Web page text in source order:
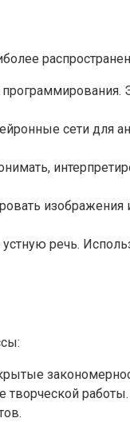
сети для
речь.
творческой работы.